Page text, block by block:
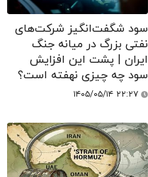
سود شگفت‌انگیز شرکت‌های
نفتی بزرگ در میانه جنگ
ایران | پشت این افزایش
سود چه چیزی نهفته است؟
۱۴۰۵/۰۵/۱۴ ۲۲:۲۷